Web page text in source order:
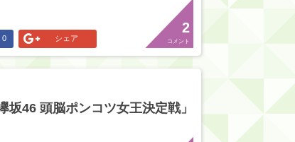
2
コメント
0 シェア
46 頭脳ポンコツ女王決定戦」